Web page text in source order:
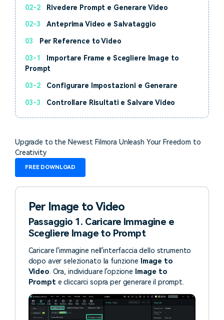
02-2 Rivedere Prompt e Generare Video
02-3 Anteprima Video e Salvataggio
03 Per Reference to Video
03-1
Importare Frame e Scegliere Image to
Prompt
03-2 Configurare Impostazioni e Generare
03-3 Controllare Risultati e Salvare Video
Upgrade to the Newest Filmora Unleash Your Freedom to
Creativity
FREE DOWNLOAD
Per Image to Video
Passaggio 1. Caricare Immagine e
Scegliere Image to Prompt
Caricare l'immagine nell'interfaccia dello strumento
dopo aver selezionato la funzione Image to
Video. Ora, individuare l'opzione Image to
Prompte cliccarci sopra per generare il prompt.